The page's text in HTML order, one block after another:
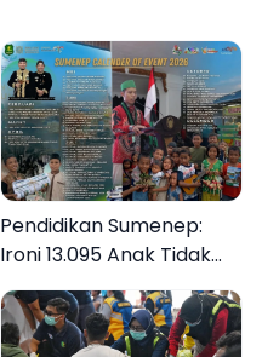
Pendidikan Sumenep:
Ironi 13.095 Anak Tidak
Sekolah Menyaksikan
Semarak Festival
Kalender Event 2026